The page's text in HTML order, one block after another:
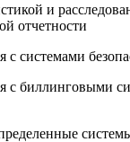
и
отчетности
с системами
с биллинговыми